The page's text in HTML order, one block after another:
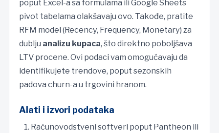
poput Excel-a sa formulama ili Google Sheets
pivot tabelama olakšavaju ovo. Takođe, pratite
RFM model (Recency, Frequency, Monetary) za
dublju analizu kupaca, što direktno poboljšava
LTV procene. Ovi podaci vam omogućavaju da
identifikujete trendove, poput sezonskih
padova churn-a u trgovini hranom.
Alati i izvori podataka
Računovodstveni softveri poput Pantheon ili